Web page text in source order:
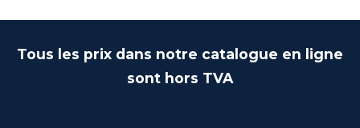
Tous les prix dans notre catalogue en ligne
sont hors TVA